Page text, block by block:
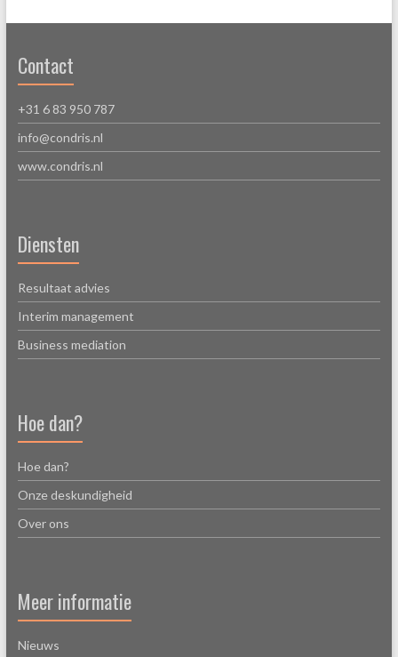
Contact
+31 6 83 950 787
info@condris.nl
www.condris.nl
Diensten
Resultaat advies
Interim management
Business mediation
Hoe dan?
Hoe dan?
Onze deskundigheid
Over ons
Meer informatie
Nieuws